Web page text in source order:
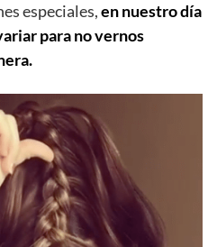
especiales,en nuestro día
para no vernos